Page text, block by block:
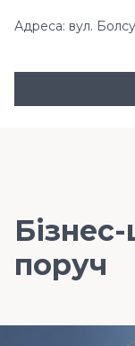
Адреса: вул.
поруч